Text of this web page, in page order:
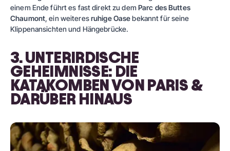
einem Ende führt es fast direkt zu dem Parc des Buttes
Chaumont, ein weiteresruhige Oasebekannt für seine
Klippenansichten und Hängebrücke.
3. UNTERIRDISCHE
GEHEIMNISSE: DIE
KATAKOMBEN VON PARIS &
DARÜBER HINAUS